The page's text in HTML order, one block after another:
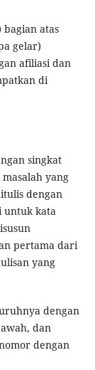
bagian atas
gelar)
afiliasi dan
di
singkat
yang
dengan
untuk kata
pertama dari
yang
dengan
dan
dengan